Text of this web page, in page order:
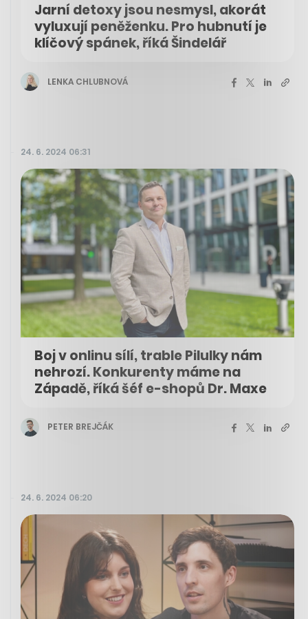
Jarní detoxy jsou nesmysl, akorát
vyluxují peněženku. Pro hubnutí je
klíčový spánek, říká Šindelář
LENKA CHLUBNOVÁ
24. 6. 2024 06:31
Boj v onlinu sílí, trable Pilulky nám
nehrozí. Konkurenty máme na
Západě, říká šéf e-shopů Dr. Maxe
PETER BREJČÁK
24. 6. 2024 06:20